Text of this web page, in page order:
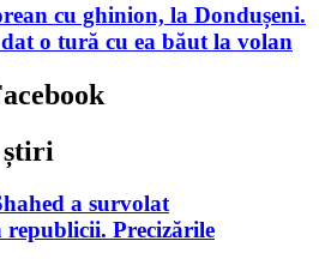
cu ghinion, la Dondușeni.
o tură cu ea băut la volan
știri
a survolat
republicii. Precizările